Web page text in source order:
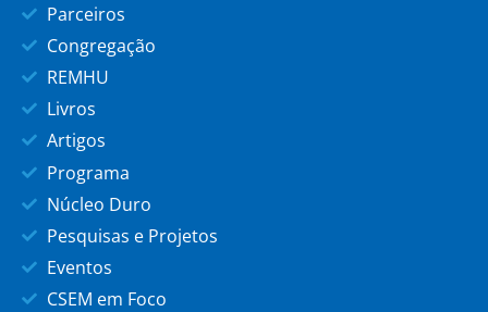
Parceiros
Congregação
REMHU
Livros
Artigos
Programa
Núcleo Duro
Pesquisas e Projetos
Eventos
CSEM em Foco